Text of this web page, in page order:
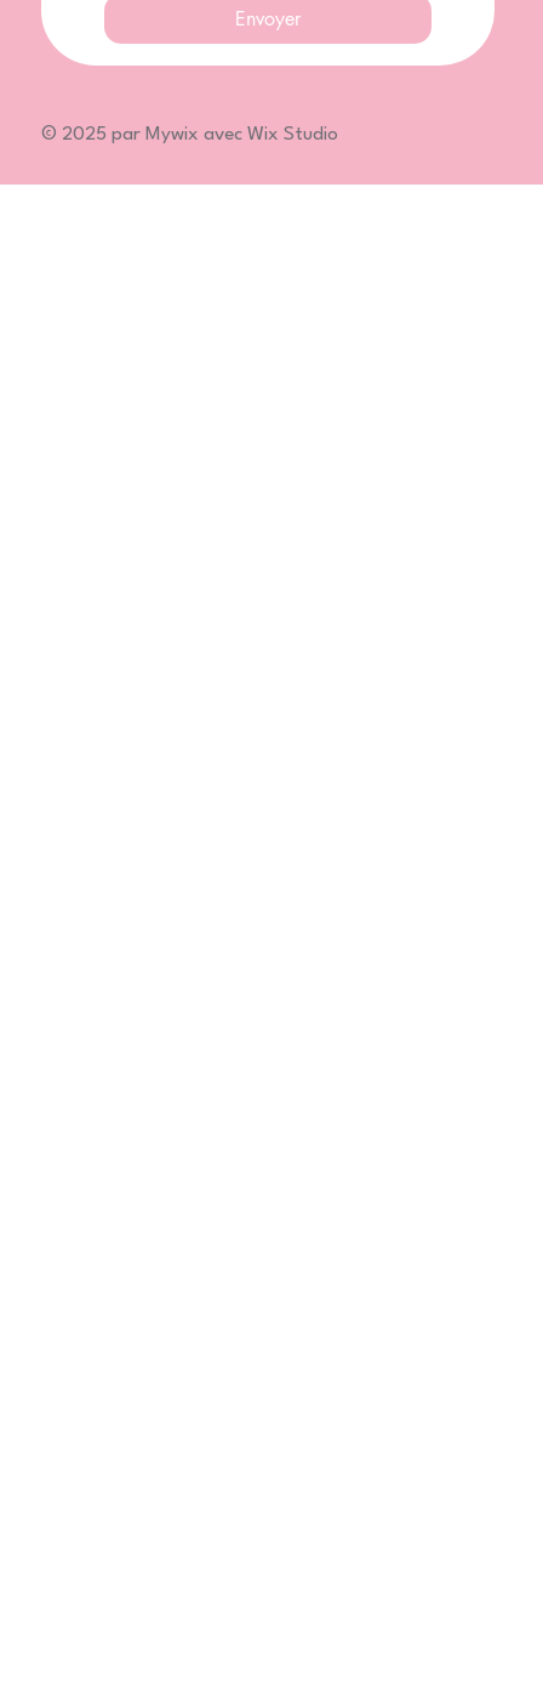
Envoyer
© 2025 par Mywix avec Wix Studio